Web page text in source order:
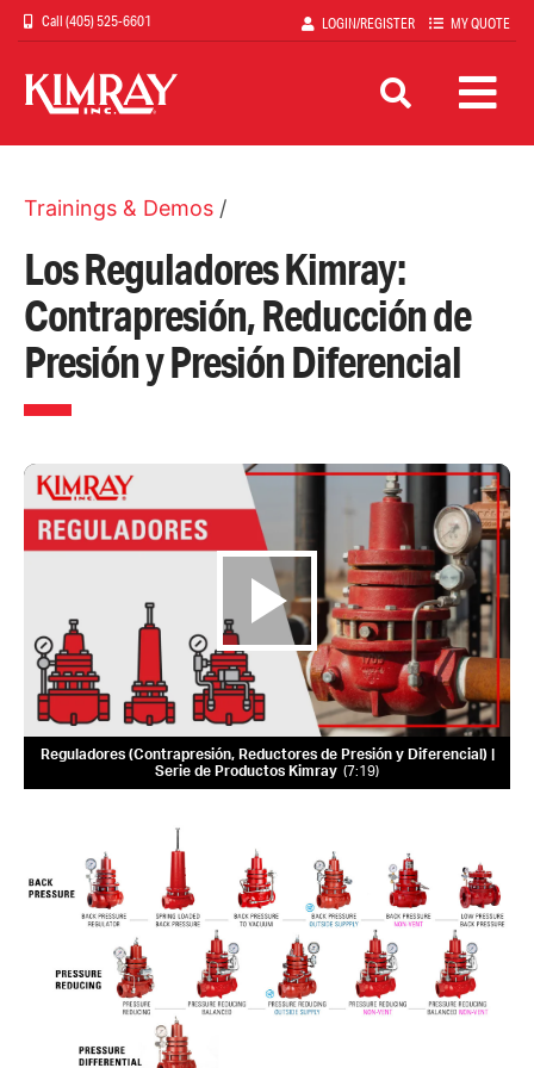
Skip
to
main
content
(405) 525-6601 LOGIN/REGISTER MY QUOTE
Trainings & Demos /
Los Reguladores Kimray:
Contrapresión, Reducción de
Presión y Presión Diferencial
Reguladores (Contrapresión, Reductores de Presión y Diferencial) |
Serie de Productos Kimray 7:19